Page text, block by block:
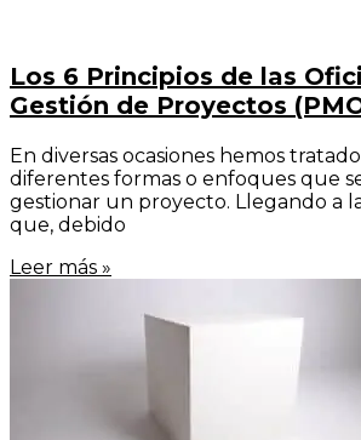
Los 6 Principios de las
Gestión de Proyectos
En diversas ocasiones hemos
diferentes formas o enfoques que
gestionar un proyecto. Llegando a
que, debido
Leer más »